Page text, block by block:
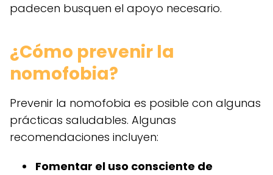
padecen busquen el apoyo necesario.
¿Cómo prevenir la
nomofobia?
Prevenir la nomofobia es posible con algunas
prácticas saludables. Algunas
recomendaciones incluyen:
Fomentar el uso consciente de